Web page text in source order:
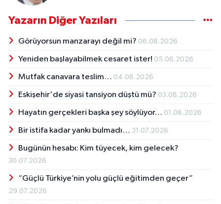
Yazarın Diğer Yazıları
Görüyorsun manzarayı değil mi? 06.08.2026
Yeniden başlayabilmek cesaret ister! 05.08.2026
Mutfak canavara teslim… 04.08.2026
Eskişehir'de siyasi tansiyon düştü mü? 03.08.2026
Hayatın gerçekleri başka şey söylüyor… 01.08.2026
Bir istifa kadar yankı bulmadı… 31.07.2026
Bugünün hesabı: Kim tüyecek, kim gelecek?
30.07.2026
“Güçlü Türkiye’nin yolu güçlü eğitimden geçer”
29.07.2026